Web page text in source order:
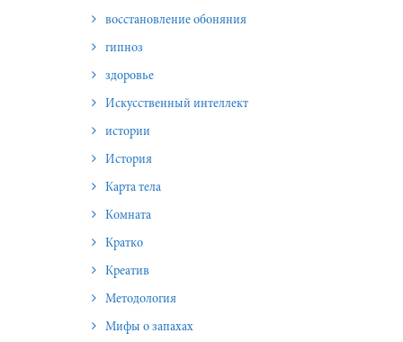
восстановление обоняния
гипноз
здоровье
Искусственный интеллект
истории
История
Карта тела
Комната
Кратко
Креатив
Методология
Мифы о запахах